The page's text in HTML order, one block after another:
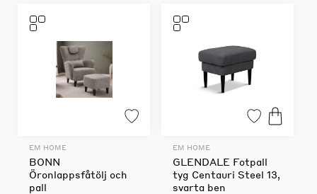
EM HOME
BONN
Öronlappsfåtölj och
pall
EM HOME
GLENDALE Fotpall
tyg Centauri Steel 13,
svarta ben